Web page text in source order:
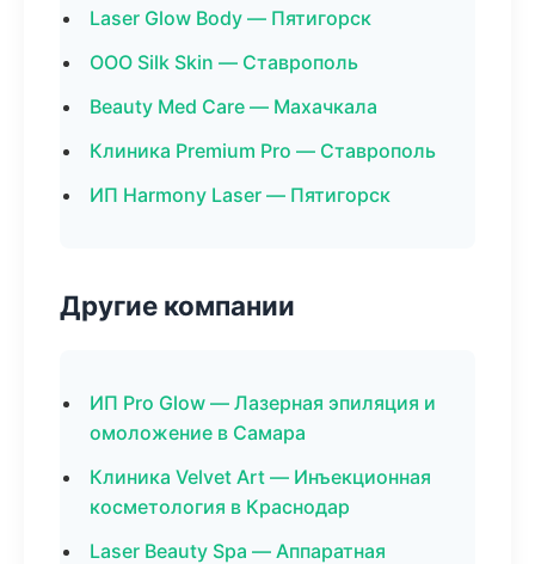
Laser Glow Body — Пятигорск
ООО Silk Skin — Ставрополь
Beauty Med Care — Махачкала
Клиника Premium Pro — Ставрополь
ИП Harmony Laser — Пятигорск
Другие компании
ИП Pro Glow — Лазерная эпиляция и
омоложение в Самара
Клиника Velvet Art — Инъекционная
косметология в Краснодар
Laser Beauty Spa — Аппаратная